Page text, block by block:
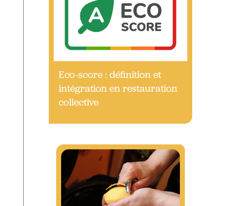
Eco-score : définition et
intégration en restauration
collective